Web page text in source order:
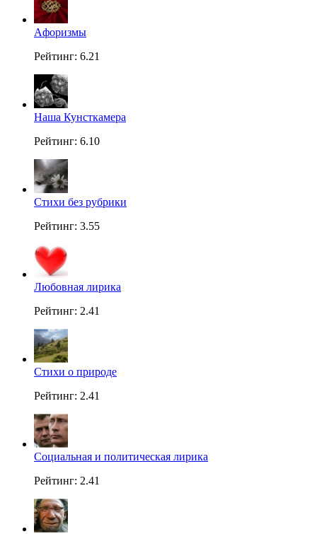
Aфоризмы
Рейтинг: 6.21
Наша Кунсткамера
Рейтинг: 6.10
Стихи без рубрики
Рейтинг: 3.55
Любовная лирика
Рейтинг: 2.41
Стихи о природе
Рейтинг: 2.41
Социальная и политическая лирика
Рейтинг: 2.41